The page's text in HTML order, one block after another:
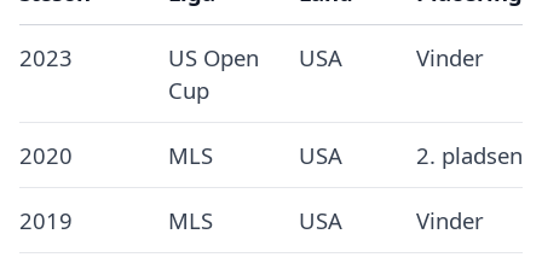
2023
US Open
Cup
USA Vinder
2020 MLS USA 2. pladsen
2019 MLS USA Vinder